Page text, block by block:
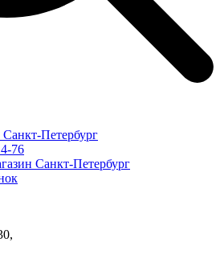
Петербург
76
Санкт-Петербург